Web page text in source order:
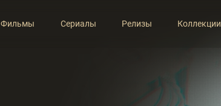
Фильмы Сериалы Релизы Коллекции